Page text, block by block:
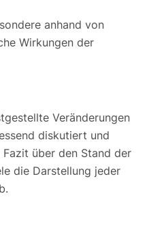
anhand von
Wirkungen der
Veränderungen
diskutiert und
über den Stand der
die Darstellung jeder